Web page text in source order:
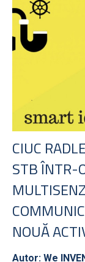
CIUC
STB ÎNTR-
NOUĂ
Autor: We